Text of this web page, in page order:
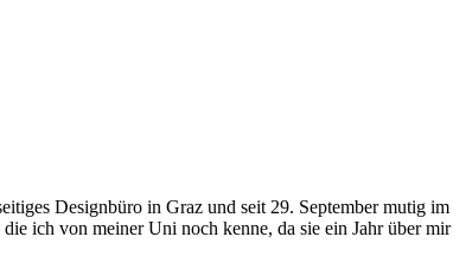
Designbüro in Graz und seit 29. September mutig
ich von meiner Uni noch kenne, da sie ein Jahr über